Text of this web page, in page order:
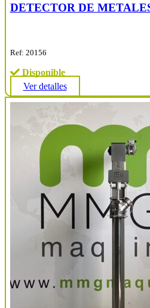
DETECTOR DE
Ref: 20156
Disponible
Ver detalles